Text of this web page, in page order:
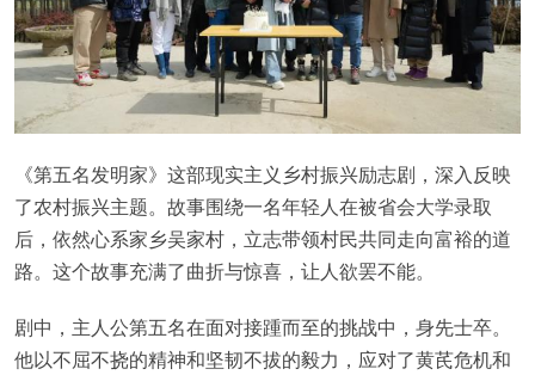
《第五名发明家》这部现实主义乡村振兴励志剧，深入反映
了农村振兴主题。故事围绕一名年轻人在被省会大学录取
后，依然心系家乡吴家村，立志带领村民共同走向富裕的道
路。这个故事充满了曲折与惊喜，让人欲罢不能。
剧中，主人公第五名在面对接踵而至的挑战中，身先士卒。
他以不屈不挠的精神和坚韧不拔的毅力，应对了黄芪危机和